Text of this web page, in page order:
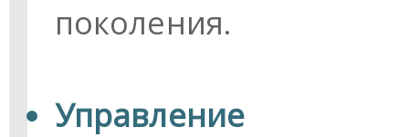
поколения.
Управление